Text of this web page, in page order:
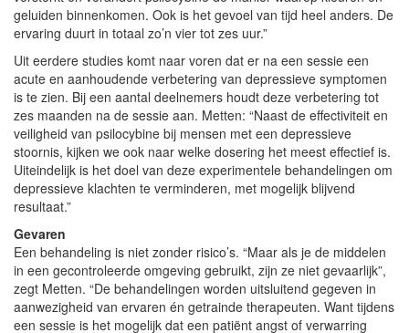
geluiden binnenkomen. Ook is het gevoel van tijd heel anders. De
ervaring duurt in totaal zo’n vier tot zes uur.”
Uit eerdere studies komt naar voren dat er na een sessie een
acute en aanhoudende verbetering van depressieve symptomen
is te zien. Bij een aantal deelnemers houdt deze verbetering tot
zes maanden na de sessie aan. Metten: “Naast de effectiviteit en
veiligheid van psilocybine bij mensen met een depressieve
stoornis, kijken we ook naar welke dosering het meest effectief is.
Uiteindelijk is het doel van deze experimentele behandelingen om
depressieve klachten te verminderen, met mogelijk blijvend
resultaat.”
Gevaren
Een behandeling is niet zonder risico’s. “Maar als je de middelen
in een gecontroleerde omgeving gebruikt, zijn ze niet gevaarlijk”,
zegt Metten. “De behandelingen worden uitsluitend gegeven in
aanwezigheid van ervaren én getrainde therapeuten. Want tijdens
een sessie is het mogelijk dat een patiënt angst of verwarring